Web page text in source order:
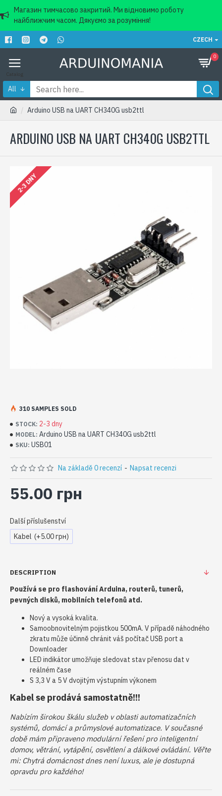
Магазин тимчасово закритий. Ми відновимо роботу
найближчим часом. Дякуємо за розуміння!
CZECH
0
All
Arduino USB na UART CH340G usb2ttl
ARDUINO USB NA UART CH340G USB2TTL
2-3 DNY
STOCK: 2-3 dny
MODEL: Arduino USB na UART CH340G usb2ttl
SKU: USB01
310 SAMPLES SOLD
Na základě 0 recenzí - Napsat recenzi
55.00 грн
Další příslušenství
Kabel (+5.00 грн)
DESCRIPTION
Používá se pro flashování Arduina, routerů, tunerů,
pevných disků, mobilních telefonů atd.
Nový a vysoká kvalita.
Samoobnovitelným pojistkou 500mA. V případě náhodného
zkratu může účinně chránit váš počítač USB port a
Downloader
LED indikátor umožňuje sledovat stav přenosu dat v
reálném čase
S 3,3 V a 5 V dvojitým výstupním výkonem
Kabel se prodává samostatně!!!
Nabízím širokou škálu služeb v oblasti automatizačních
systémů, domácí a průmyslové automatizace. V současné
době mám připraveno modulární řešení pro inteligentní
domov, větrání, vytápění, osvětlení a dálkové ovládání. Věřte
mi: Chytrá domácnost dnes není luxus, ale je dostupná
opravdu pro každého!